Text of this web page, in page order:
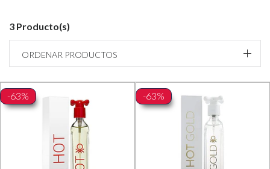
3 Producto(s)
ORDENAR PRODUCTOS
-63% -63%